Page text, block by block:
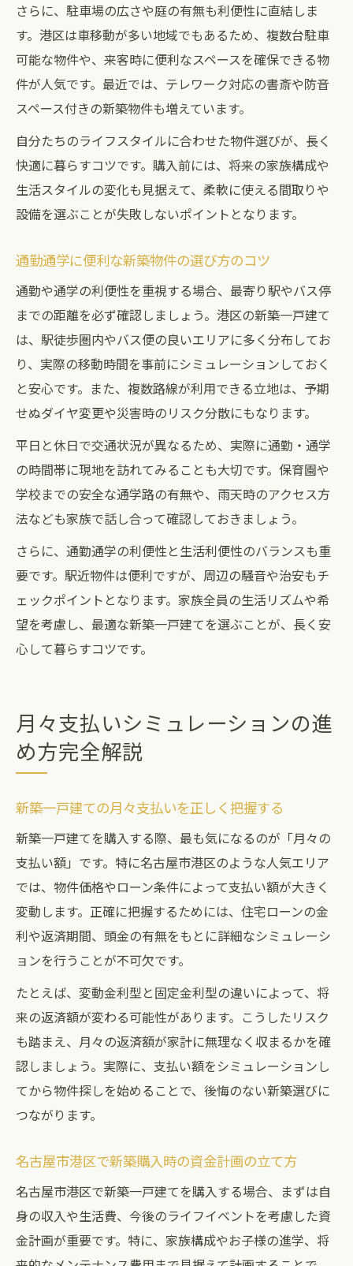
さらに、駐車場の広さや庭の有無も利便性に直結しま
す。港区は車移動が多い地域でもあるため、複数台駐車
可能な物件や、来客時に便利なスペースを確保できる物
件が人気です。最近では、テレワーク対応の書斎や防音
スペース付きの新築物件も増えています。
自分たちのライフスタイルに合わせた物件選びが、長く
快適に暮らすコツです。購入前には、将来の家族構成や
生活スタイルの変化も見据えて、柔軟に使える間取りや
設備を選ぶことが失敗しないポイントとなります。
通勤通学に便利な新築物件の選び方のコツ
通勤や通学の利便性を重視する場合、最寄り駅やバス停
までの距離を必ず確認しましょう。港区の新築一戸建て
は、駅徒歩圏内やバス便の良いエリアに多く分布してお
り、実際の移動時間を事前にシミュレーションしておく
と安心です。また、複数路線が利用できる立地は、予期
せぬダイヤ変更や災害時のリスク分散にもなります。
平日と休日で交通状況が異なるため、実際に通勤・通学
の時間帯に現地を訪れてみることも大切です。保育園や
学校までの安全な通学路の有無や、雨天時のアクセス方
法なども家族で話し合って確認しておきましょう。
さらに、通勤通学の利便性と生活利便性のバランスも重
要です。駅近物件は便利ですが、周辺の騒音や治安もチ
ェックポイントとなります。家族全員の生活リズムや希
望を考慮し、最適な新築一戸建てを選ぶことが、長く安
心して暮らすコツです。
月々支払いシミュレーションの進
め方完全解説
新築一戸建ての月々支払いを正しく把握する
新築一戸建てを購入する際、最も気になるのが「月々の
支払い額」です。特に名古屋市港区のような人気エリア
では、物件価格やローン条件によって支払い額が大きく
変動します。正確に把握するためには、住宅ローンの金
利や返済期間、頭金の有無をもとに詳細なシミュレーシ
ョンを行うことが不可欠です。
たとえば、変動金利型と固定金利型の違いによって、将
来の返済額が変わる可能性があります。こうしたリスク
も踏まえ、月々の返済額が家計に無理なく収まるかを確
認しましょう。実際に、支払い額をシミュレーションし
てから物件探しを始めることで、後悔のない新築選びに
つながります。
名古屋市港区で新築購入時の資金計画の立て方
名古屋市港区で新築一戸建てを購入する場合、まずは自
身の収入や生活費、今後のライフイベントを考慮した資
金計画が重要です。特に、家族構成やお子様の進学、将